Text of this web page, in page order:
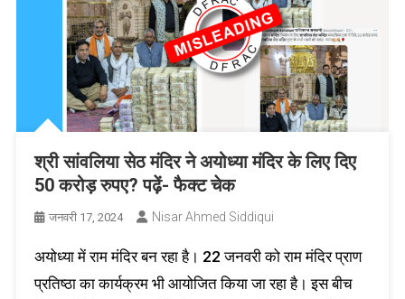
श्री सांवलिया सेठ मंदिर ने अयोध्या मंदिर के लिए दिए
50 करोड़ रुपए? पढ़ें- फैक्ट चेक
जनवरी 17, 2024 Nisar Ahmed Siddiqui
अयोध्या में राम मंदिर बन रहा है। 22 जनवरी को राम मंदिर प्राण
प्रतिष्ठा का कार्यक्रम भी आयोजित किया जा रहा है। इस बीच